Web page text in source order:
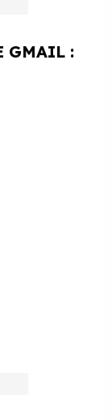
GMAIL :